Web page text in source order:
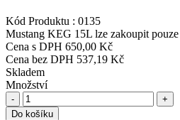
Kód Produktu : 0135
Mustang KEG 15L lze zakoupit pouze
Cena s DPH 650,00 Kč
Cena bez DPH 537,19 Kč
Skladem
Množství
-
+
Do košíku